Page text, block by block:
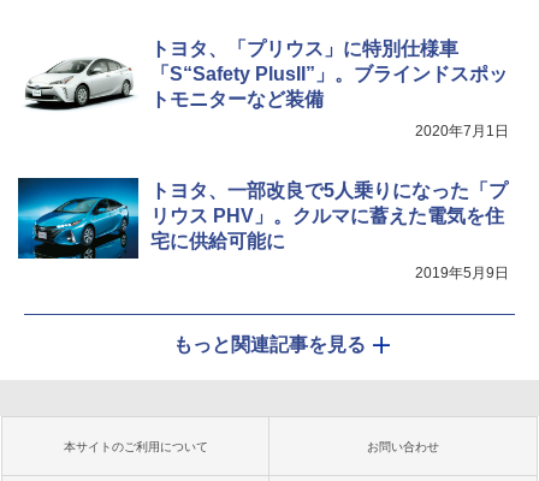
トヨタ、「プリウス」に特別仕様車
「S“Safety PlusII”」。ブラインドスポッ
トモニターなど装備
2020年7月1日
トヨタ、一部改良で5人乗りになった「プ
リウス PHV」。クルマに蓄えた電気を住
宅に供給可能に
2019年5月9日
もっと関連記事を見る
本サイトのご利用について お問い合わせ